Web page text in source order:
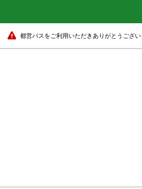
都営バスをご利用いただきありがとうござい